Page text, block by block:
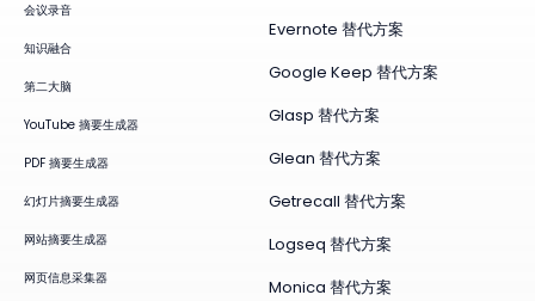
会议录音
知识融合
第二大脑
YouTube 摘要生成器
PDF 摘要生成器
幻灯片摘要生成器
网站摘要生成器
网页信息采集器
Evernote 替代方案
Google Keep 替代方案
Glasp 替代方案
Glean 替代方案
Getrecall 替代方案
Logseq 替代方案
Monica 替代方案